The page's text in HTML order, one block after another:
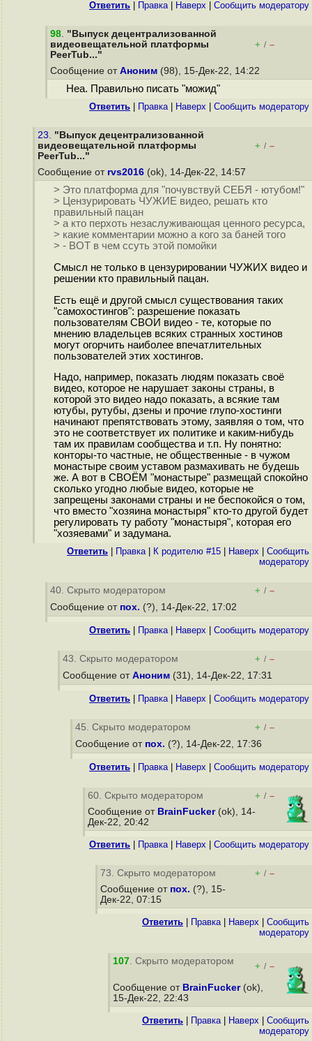
Ответить Правка| Наверх Cообщить модератору
98. "Выпуск децентрализованной
видеовещательной платформы
PeerTub..."
+ / –
Сообщение от Аноним (98), 15-Дек-22, 14:22
Неа. Правильно писать "можид"
Ответить Правка| Наверх Cообщить модератору
23. "Выпуск децентрализованной
видеовещательной платформы
PeerTub..."
+ / –
Сообщение от rvs2016 (ok), 14-Дек-22, 14:57
> Это платформа для "почувствуй СЕБЯ - ютубом!"
> Цензурировать ЧУЖИЕ видео, решать кто
правильный пацан
> а кто перхоть незаслуживающая ценного ресурса,
> какие комментарии можно а кого за баней того
> - ВОТ в чем ссуть этой помойки
Смысл не только в цензурировании ЧУЖИХ видео и
решении кто правильный пацан.
Есть ещё и другой смысл существования таких
"самохостингов": разрешение показать
пользователям СВОИ видео - те, которые по
мнению владельцев всяких странных хостинов
могут огорчить наиболее впечатлительных
пользователей этих хостингов.
Надо, например, показать людям показать своё
видео, которое не нарушает законы страны, в
которой это видео надо показать, а всякие там
ютубы, рутубы, дзены и прочие глупо-хостинги
начинают препятствовать этому, заявляя о том, что
это не соответствует их политике и каким-нибудь
там их правилам сообщества и т.п. Ну понятно:
конторы-то частные, не общественные - в чужом
монастыре своим уставом размахивать не будешь
же. А вот в СВОЁМ "монастыре" размещай спокойно
сколько угодно любые видео, которые не
запрещены законами страны и не беспокойся о том,
что вместо "хозяина монастыря" кто-то другой будет
регулировать ту работу "монастыря", которая его
"хозяевами" и задумана.
Ответить Правка| К родителю #15 Наверх
Cообщить
модератору
40. Скрыто модератором + / –
Сообщение от пох. (?), 14-Дек-22, 17:02
Ответить Правка| Наверх Cообщить модератору
43. Скрыто модератором + / –
Сообщение от Аноним (31), 14-Дек-22, 17:31
Ответить Правка| Наверх Cообщить модератору
45. Скрыто модератором + / –
Сообщение от пох. (?), 14-Дек-22, 17:36
Ответить Правка| Наверх Cообщить модератору
60. Скрыто модератором + / –
Сообщение от BrainFucker(ok), 14-
Дек-22, 20:42
Ответить Правка| Наверх Cообщить модератору
73. Скрыто модератором + / –
Сообщение от пох. (?), 15-
Дек-22, 07:15
Ответить Правка| Наверх
Cообщить
модератору
107. Скрыто модератором + / –
Сообщение от BrainFucker(ok),
15-Дек-22, 22:43
Ответить Правка| Наверх
Cообщить
модератору